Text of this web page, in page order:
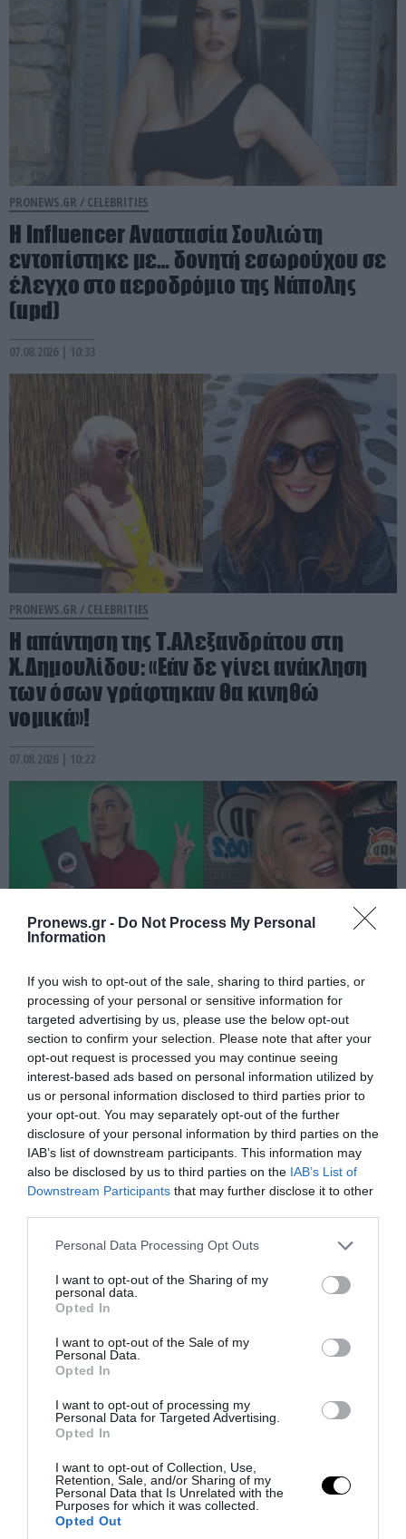
Pronews.gr - Do Not Process My Personal
Information
If you wish to opt-out of the sale, sharing to third parties, or
processing of your personal or sensitive information for
targeted advertising by us, please use the below opt-out
section to confirm your selection. Please note that after your
opt-out request is processed you may continue seeing
interest-based ads based on personal information utilized by
us or personal information disclosed to third parties prior to
your opt-out. You may separately opt-out of the further
disclosure of your personal information by third parties on the
IAB’s list of downstream participants. This information may
also be disclosed by us to third parties on the IAB’s List of
Downstream Participants that may further disclose it to other
Please note that this website/app uses one or more Google
not limited to your visit or usage behaviour. You may click to
grant or deny consent to Google and its third-party tags to
use your data for below specified purposes in below Google
consent section.
Personal Data Processing Opt Outs
I want to opt-out of the Sharing of my
personal data.
Opted In
I want to opt-out of the Sale of my
Personal Data.
Opted In
I want to opt-out of processing my
Personal Data for Targeted Advertising.
Opted In
I want to opt-out of Collection, Use,
Retention, Sale, and/or Sharing of my
Personal Data that Is Unrelated with the
Purposes for which it was collected.
Opted Out
PRONEWS.GR / CELEBRITIES
Η Ιnfluencer Αναστασία Σουλιώτη
εντοπίστηκε με… δονητή εσωρούχου σε
έλεγχο στο αεροδρόμιο της Νάπολης
(upd)
07.08.2026 | 10:33
PRONEWS.GR / CELEBRITIES
Η απάντηση της Τ.Αλεξανδράτου στη
Χ.Δημουλίδου: «Εάν δε γίνει ανάκληση
των όσων γράφτηκαν θα κινηθώ
νομικά»!
07.08.2026 | 10:22
PRONEWS.GR /CELEBRITIES
Απόπειρα αυτοκτονίας για τη
δημοσιογράφο Ιωάννα Κουλούρη:
«Αναγκάστηκαν να με δέσουν χέρια –
πόδια στο κρεβάτι»
07.08.2026 | 09:14
PRONEWS.GR /CELEBRITIES
γεμάτο παγιέτες: Η κόρη της Χάιντι
Κλουμ στο νέο της εξώφυλλο